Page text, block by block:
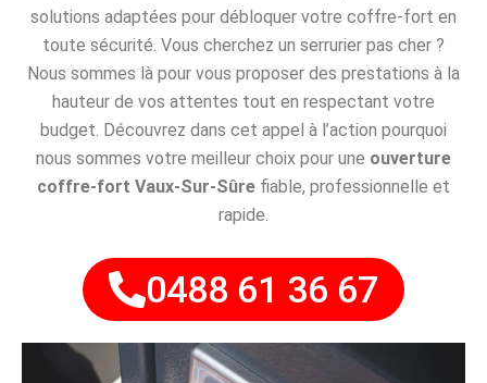
solutions adaptées pour débloquer votre coffre-fort en
toute sécurité. Vous cherchez un serrurier pas cher ?
Nous sommes là pour vous proposer des prestations à la
hauteur de vos attentes tout en respectant votre
budget. Découvrez dans cet appel à l’action pourquoi
nous sommes votre meilleur choix pour une ouverture
coffre-fort Vaux-Sur-Sûre fiable, professionnelle et
rapide.
0488 61 36 67